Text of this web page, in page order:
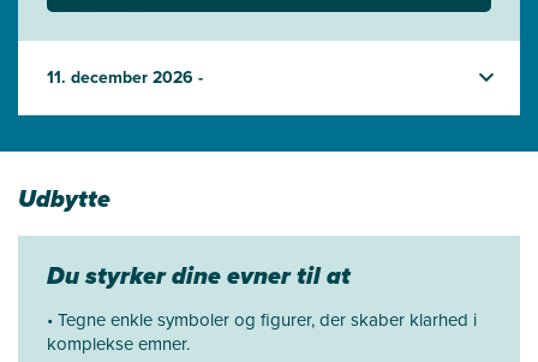
11. december 2026 -
Udbytte
Du styrker dine evner til at
• Tegne enkle symboler og figurer, der skaber klarhed i
komplekse emner.